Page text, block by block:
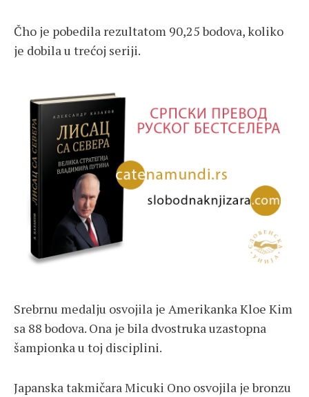
Čho je pobedila rezultatom 90,25 bodova, koliko
je dobila u trećoj seriji.
Srebrnu medalju osvojila je Amerikanka Kloe Kim
sa 88 bodova. Ona je bila dvostruka uzastopna
šampionka u toj disciplini.
Japanska takmičara Micuki Ono osvojila je bronzu